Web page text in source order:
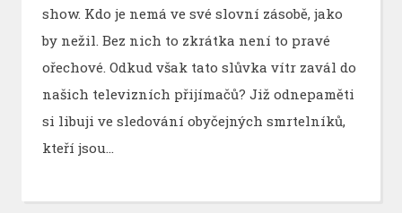
show. Kdo je nemá ve své slovní zásobě, jako
by nežil. Bez nich to zkrátka není to pravé
ořechové. Odkud však tato slůvka vítr zavál do
našich televizních přijímačů? Již odnepaměti
si libuji ve sledování obyčejných smrtelníků,
kteří jsou…